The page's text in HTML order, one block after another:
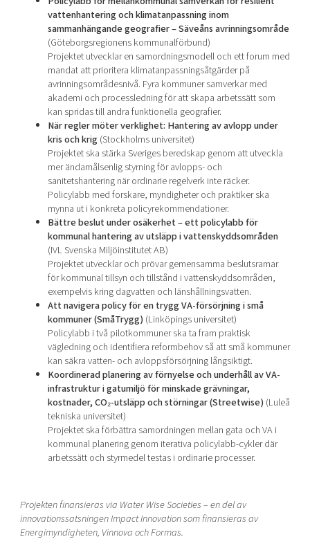
vattenhantering och klimatanpassning inom
sammanhängande geografier – Säveåns avrinningsområde
(Göteborgsregionens kommunalförbund)
Projektet utvecklar en samordningsmodell och ett forum med
mandat att prioritera klimatanpassningsåtgärder på
avrinningsområdesnivå. Fyra kommuner samverkar med
akademi och processledning för att skapa arbetssätt som
kan spridas till andra funktionella geografier.
När regler möter verklighet: Hantering av avlopp under
kris och krig(Stockholms universitet)
Projektet ska stärka Sveriges beredskap genom att utveckla
mer ändamålsenlig styrning för avlopps- och
sanitetshantering när ordinarie regelverk inte räcker.
Policylabb med forskare, myndigheter och praktiker ska
mynna ut i konkreta policyrekommendationer.
Bättre beslut under osäkerhet – ett policylabb för
kommunal hantering av utsläpp i vattenskyddsområden
(IVL Svenska Miljöinstitutet AB)
Projektet utvecklar och prövar gemensamma beslutsramar
för kommunal tillsyn och tillstånd i vattenskyddsområden,
exempelvis kring dagvatten och länshållningsvatten.
Att navigera policy för en trygg VA-försörjning i små
kommuner (SmåTrygg) (Linköpings universitet)
Policylabb i två pilotkommuner ska ta fram praktisk
vägledning och identifiera reformbehov så att små kommuner
kan säkra vatten- och avloppsförsörjning långsiktigt.
Koordinerad planering av förnyelse och underhåll av VA-
infrastruktur i gatumiljö för minskade grävningar,
kostnader, CO₂-utsläpp och störningar (Streetwise) (Luleå
tekniska universitet)
Projektet ska förbättra samordningen mellan gata och VA i
kommunal planering genom iterativa policylabb-cykler där
arbetssätt och styrmedel testas i ordinarie processer.
Projekten finansieras via Water Wise Societies – en del av
innovationssatsningen Impact Innovation som finansieras av
Energimyndigheten, Vinnova och Formas.